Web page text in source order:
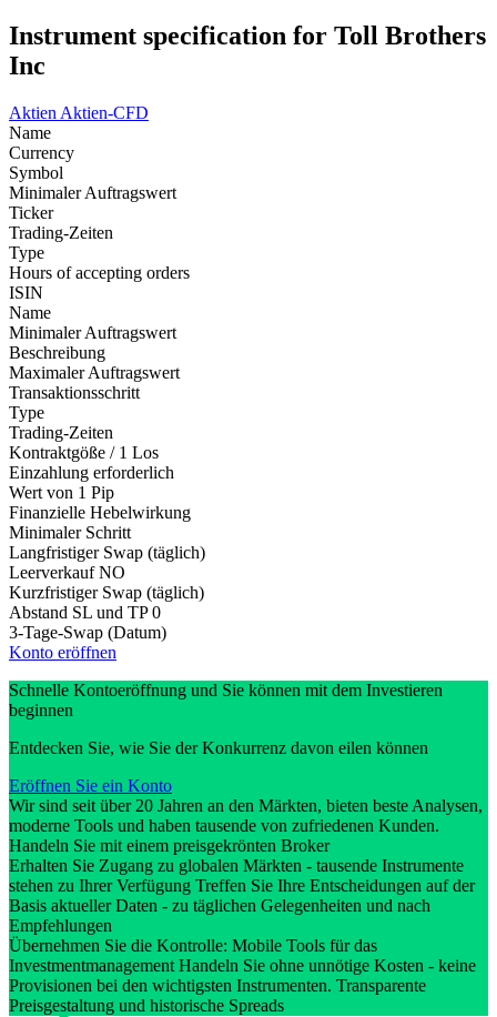
Instrument specification for Toll Brothers
Inc
Aktien Aktien-CFD
Name
Currency
Symbol
Minimaler Auftragswert
Ticker
Trading-Zeiten
Type
Hours of accepting orders
ISIN
Name
Minimaler Auftragswert
Beschreibung
Maximaler Auftragswert
Transaktionsschritt
Type
Trading-Zeiten
Kontraktgöße / 1 Los
Einzahlung erforderlich
Wert von 1 Pip
Finanzielle Hebelwirkung
Minimaler Schritt
Langfristiger Swap (täglich)
Leerverkauf NO
Kurzfristiger Swap (täglich)
Abstand SL und TP 0
3-Tage-Swap (Datum)
Konto eröffnen
Schnelle Kontoeröffnung und Sie können mit dem Investieren
beginnen
Entdecken Sie, wie Sie der Konkurrenz davon eilen können
Eröffnen Sie ein Konto
Wir sind seit über 20 Jahren an den Märkten, bieten beste Analysen,
moderne Tools und haben tausende von zufriedenen Kunden.
Handeln Sie mit einem preisgekrönten Broker
Erhalten Sie Zugang zu globalen Märkten - tausende Instrumente
stehen zu Ihrer Verfügung Treffen Sie Ihre Entscheidungen auf der
Basis aktueller Daten - zu täglichen Gelegenheiten und nach
Empfehlungen
Übernehmen Sie die Kontrolle: Mobile Tools für das
Investmentmanagement Handeln Sie ohne unnötige Kosten - keine
Provisionen bei den wichtigsten Instrumenten. Transparente
Preisgestaltung und historische Spreads